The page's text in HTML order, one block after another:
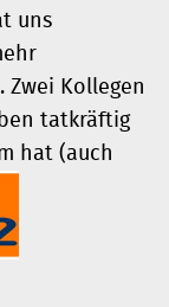
uns
Kollegen
tatkräftig
hat (auch